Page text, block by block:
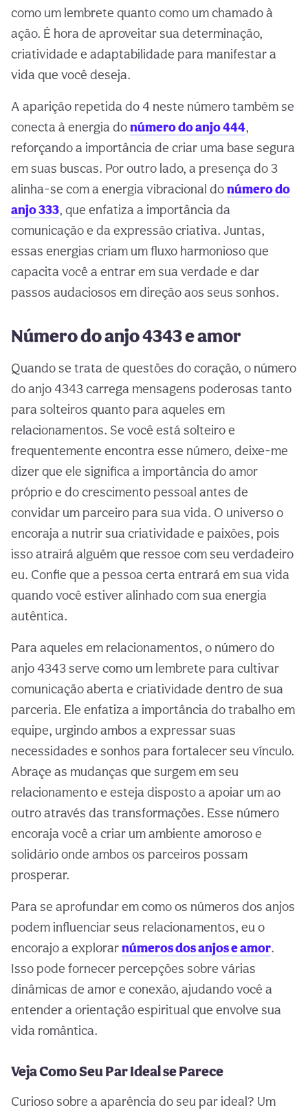
como um lembrete quanto como um chamado à
ação. É hora de aproveitar sua determinação,
criatividade e adaptabilidade para manifestar a
vida que você deseja.
A aparição repetida do 4 neste número também se
conecta à energia donúmero do anjo 444,
reforçando a importância de criar uma base segura
em suas buscas. Por outro lado, a presença do 3
alinha-se com a energia vibracional donúmero do
anjo 333, que enfatiza a importância da
comunicação e da expressão criativa. Juntas,
essas energias criam um fluxo harmonioso que
capacita você a entrar em sua verdade e dar
passos audaciosos em direção aos seus sonhos.
Número do anjo 4343 e amor
Quando se trata de questões do coração, o número
do anjo 4343 carrega mensagens poderosas tanto
para solteiros quanto para aqueles em
relacionamentos. Se você está solteiro e
frequentemente encontra esse número, deixe-me
dizer que ele significa a importância do amor
próprio e do crescimento pessoal antes de
convidar um parceiro para sua vida. O universo o
encoraja a nutrir sua criatividade e paixões, pois
isso atrairá alguém que ressoe com seu verdadeiro
eu. Confie que a pessoa certa entrará em sua vida
quando você estiver alinhado com sua energia
autêntica.
Para aqueles em relacionamentos, o número do
anjo 4343 serve como um lembrete para cultivar
comunicação aberta e criatividade dentro de sua
parceria. Ele enfatiza a importância do trabalho em
equipe, urgindo ambos a expressar suas
necessidades e sonhos para fortalecer seu vínculo.
Abraçe as mudanças que surgem em seu
relacionamento e esteja disposto a apoiar um ao
outro através das transformações. Esse número
encoraja você a criar um ambiente amoroso e
solidário onde ambos os parceiros possam
prosperar.
Para se aprofundar em como os números dos anjos
podem influenciar seus relacionamentos, eu o
encorajo a explorarnúmeros dos anjos e amor.
Isso pode fornecer percepções sobre várias
dinâmicas de amor e conexão, ajudando você a
entender a orientação espiritual que envolve sua
vida romântica.
Veja Como Seu Par Ideal se Parece
Curioso sobre a aparência do seu par ideal? Um